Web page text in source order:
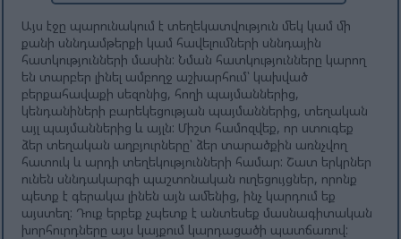
Այս էջը պարունակում է տեղեկատվություն մեկ կամ մի
քանի սննդամթերքի կամ հավելումների սննդային
հատկությունների մասին: Նման հատկությունները կարող
են տարբեր լինել ամբողջ աշխարհում՝ կախված
բերքահավաքի սեզոնից, հողի պայմաններից,
կենդանիների բարեկեցության պայմաններից, տեղական
այլ պայմաններից և այլն: Միշտ համոզվեք, որ ստուգեք
ձեր տեղական աղբյուրները՝ ձեր տարածքին առնչվող
հատուկ և արդի տեղեկությունների համար: Շատ երկրներ
ունեն սննդակարգի պաշտոնական ուղեցույցներ, որոնք
պետք է գերակա լինեն այն ամենից, ինչ կարդում եք
այստեղ: Դուք երբեք չպետք է անտեսեք մասնագիտական
​​խորհուրդները այս կայքում կարդացածի պատճառով: